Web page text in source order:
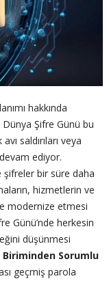
hakkında
Dünya Şifre Günü bu
saldırıları veya
ediyor.
bir süre daha
hizmetlerin ve
modernize etmesi
Günü’nde herkesin
düşünmesi
Sorumlu
geçmiş parola